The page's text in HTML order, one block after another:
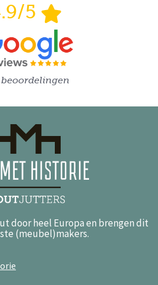
5
beoordelingen
door heel Europa en brengen dit
(meubel)makers.